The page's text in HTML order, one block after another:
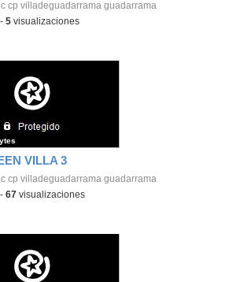
cp villadeguadarrama guadarrama
-5 visualizaciones
VILLA 3
cp villadeguadarrama guadarrama
-67 visualizaciones